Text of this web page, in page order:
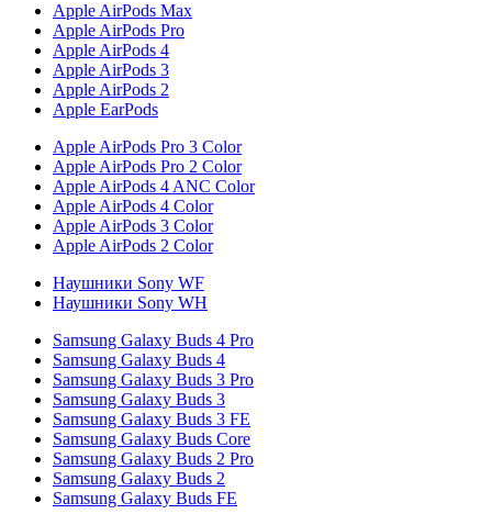
Apple AirPods Max
Apple AirPods Pro
Apple AirPods 4
Apple AirPods 3
Apple AirPods 2
Apple EarPods
Apple AirPods Pro 3 Color
Apple AirPods Pro 2 Color
Apple AirPods 4 ANC Color
Apple AirPods 4 Color
Apple AirPods 3 Color
Apple AirPods 2 Color
Наушники Sony WF
Наушники Sony WH
Samsung Galaxy Buds 4 Pro
Samsung Galaxy Buds 4
Samsung Galaxy Buds 3 Pro
Samsung Galaxy Buds 3
Samsung Galaxy Buds 3 FE
Samsung Galaxy Buds Core
Samsung Galaxy Buds 2 Pro
Samsung Galaxy Buds 2
Samsung Galaxy Buds FE